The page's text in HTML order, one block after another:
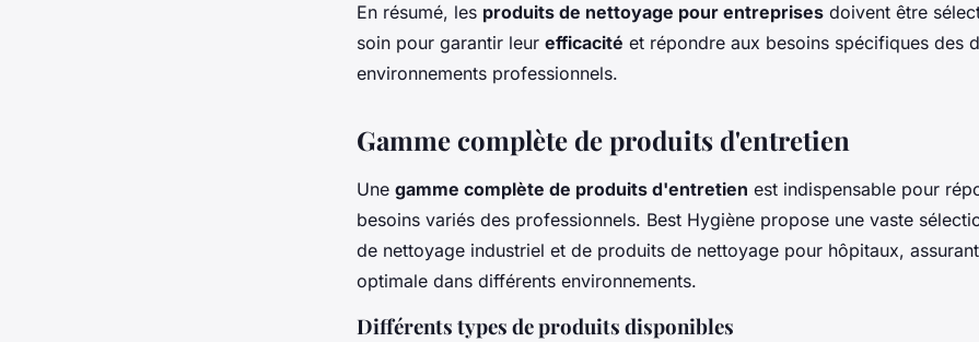
En résumé, les produits de nettoyage pour entreprises doivent être
soin pour garantir leur efficacité et répondre aux besoins spécifiques des
environnements professionnels.
Gamme complète de produits d'entretien
Une gamme complète de produits d'entretien est indispensable pour
besoins variés des professionnels. Best Hygiène propose une vaste
de nettoyage industriel et de produits de nettoyage pour hôpitaux,
optimale dans différents environnements.
Différents types de produits disponibles